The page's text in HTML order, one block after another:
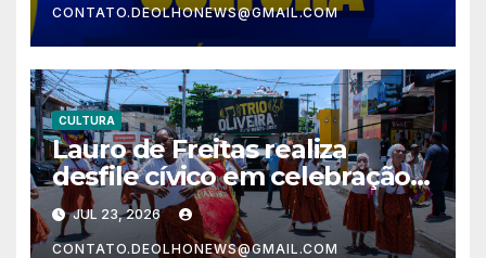
CONTATO.DEOLHONEWS@GMAIL.COM
CULTURA
Lauro de Freitas realiza
desfile cívico em celebração
aos 64 anos de emancipação
neste sábado (25)
JUL 23, 2026
CONTATO.DEOLHONEWS@GMAIL.COM